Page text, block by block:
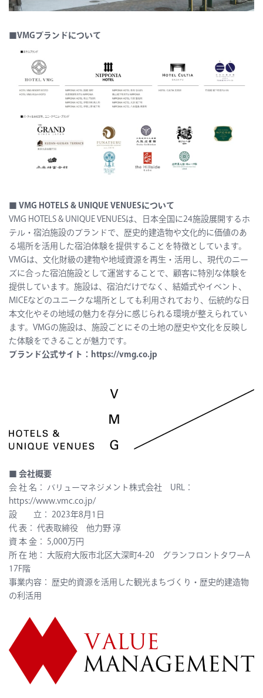
■VMGブランドについて
■ VMG HOTELS & UNIQUE VENUESについて
VMG HOTELS & UNIQUE VENUESは、日本全国に24施設展開するホ
テル・宿泊施設のブランドで、歴史的建造物や文化的に価値のあ
る場所を活用した宿泊体験を提供することを特徴としています。
VMGは、文化財級の建物や地域資源を再生・活用し、現代のニー
ズに合った宿泊施設として運営することで、顧客に特別な体験を
提供しています。施設は、宿泊だけでなく、結婚式やイベント、
MICEなどのユニークな場所としても利用されており、伝統的な日
本文化やその地域の魅力を存分に感じられる環境が整えられてい
ます。VMGの施設は、施設ごとにその土地の歴史や文化を反映し
た体験をできることが魅力です。
ブランド公式サイト： https://vmg.co.jp
■ 会社概要
会 社 名：
バリューマネジメント株式会社 URL：
https://www.vmc.co.jp/
設 立： 2023年8月1日
代 表： 代表取締役 他力野 淳
資 本 金： 5,000万円
所 在 地： 大阪府大阪市北区大深町4-20 グランフロントタワーA
17F階
事業内容：
歴史的資源を活用した観光まちづくり・歴史的建造物
の利活用